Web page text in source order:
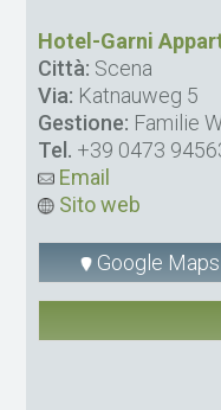
Hotel-Garni
Città: Scena
Via: Katnauweg 5
Gestione: Familie
Tel. +39 0473
Email
Sito web
Google Maps